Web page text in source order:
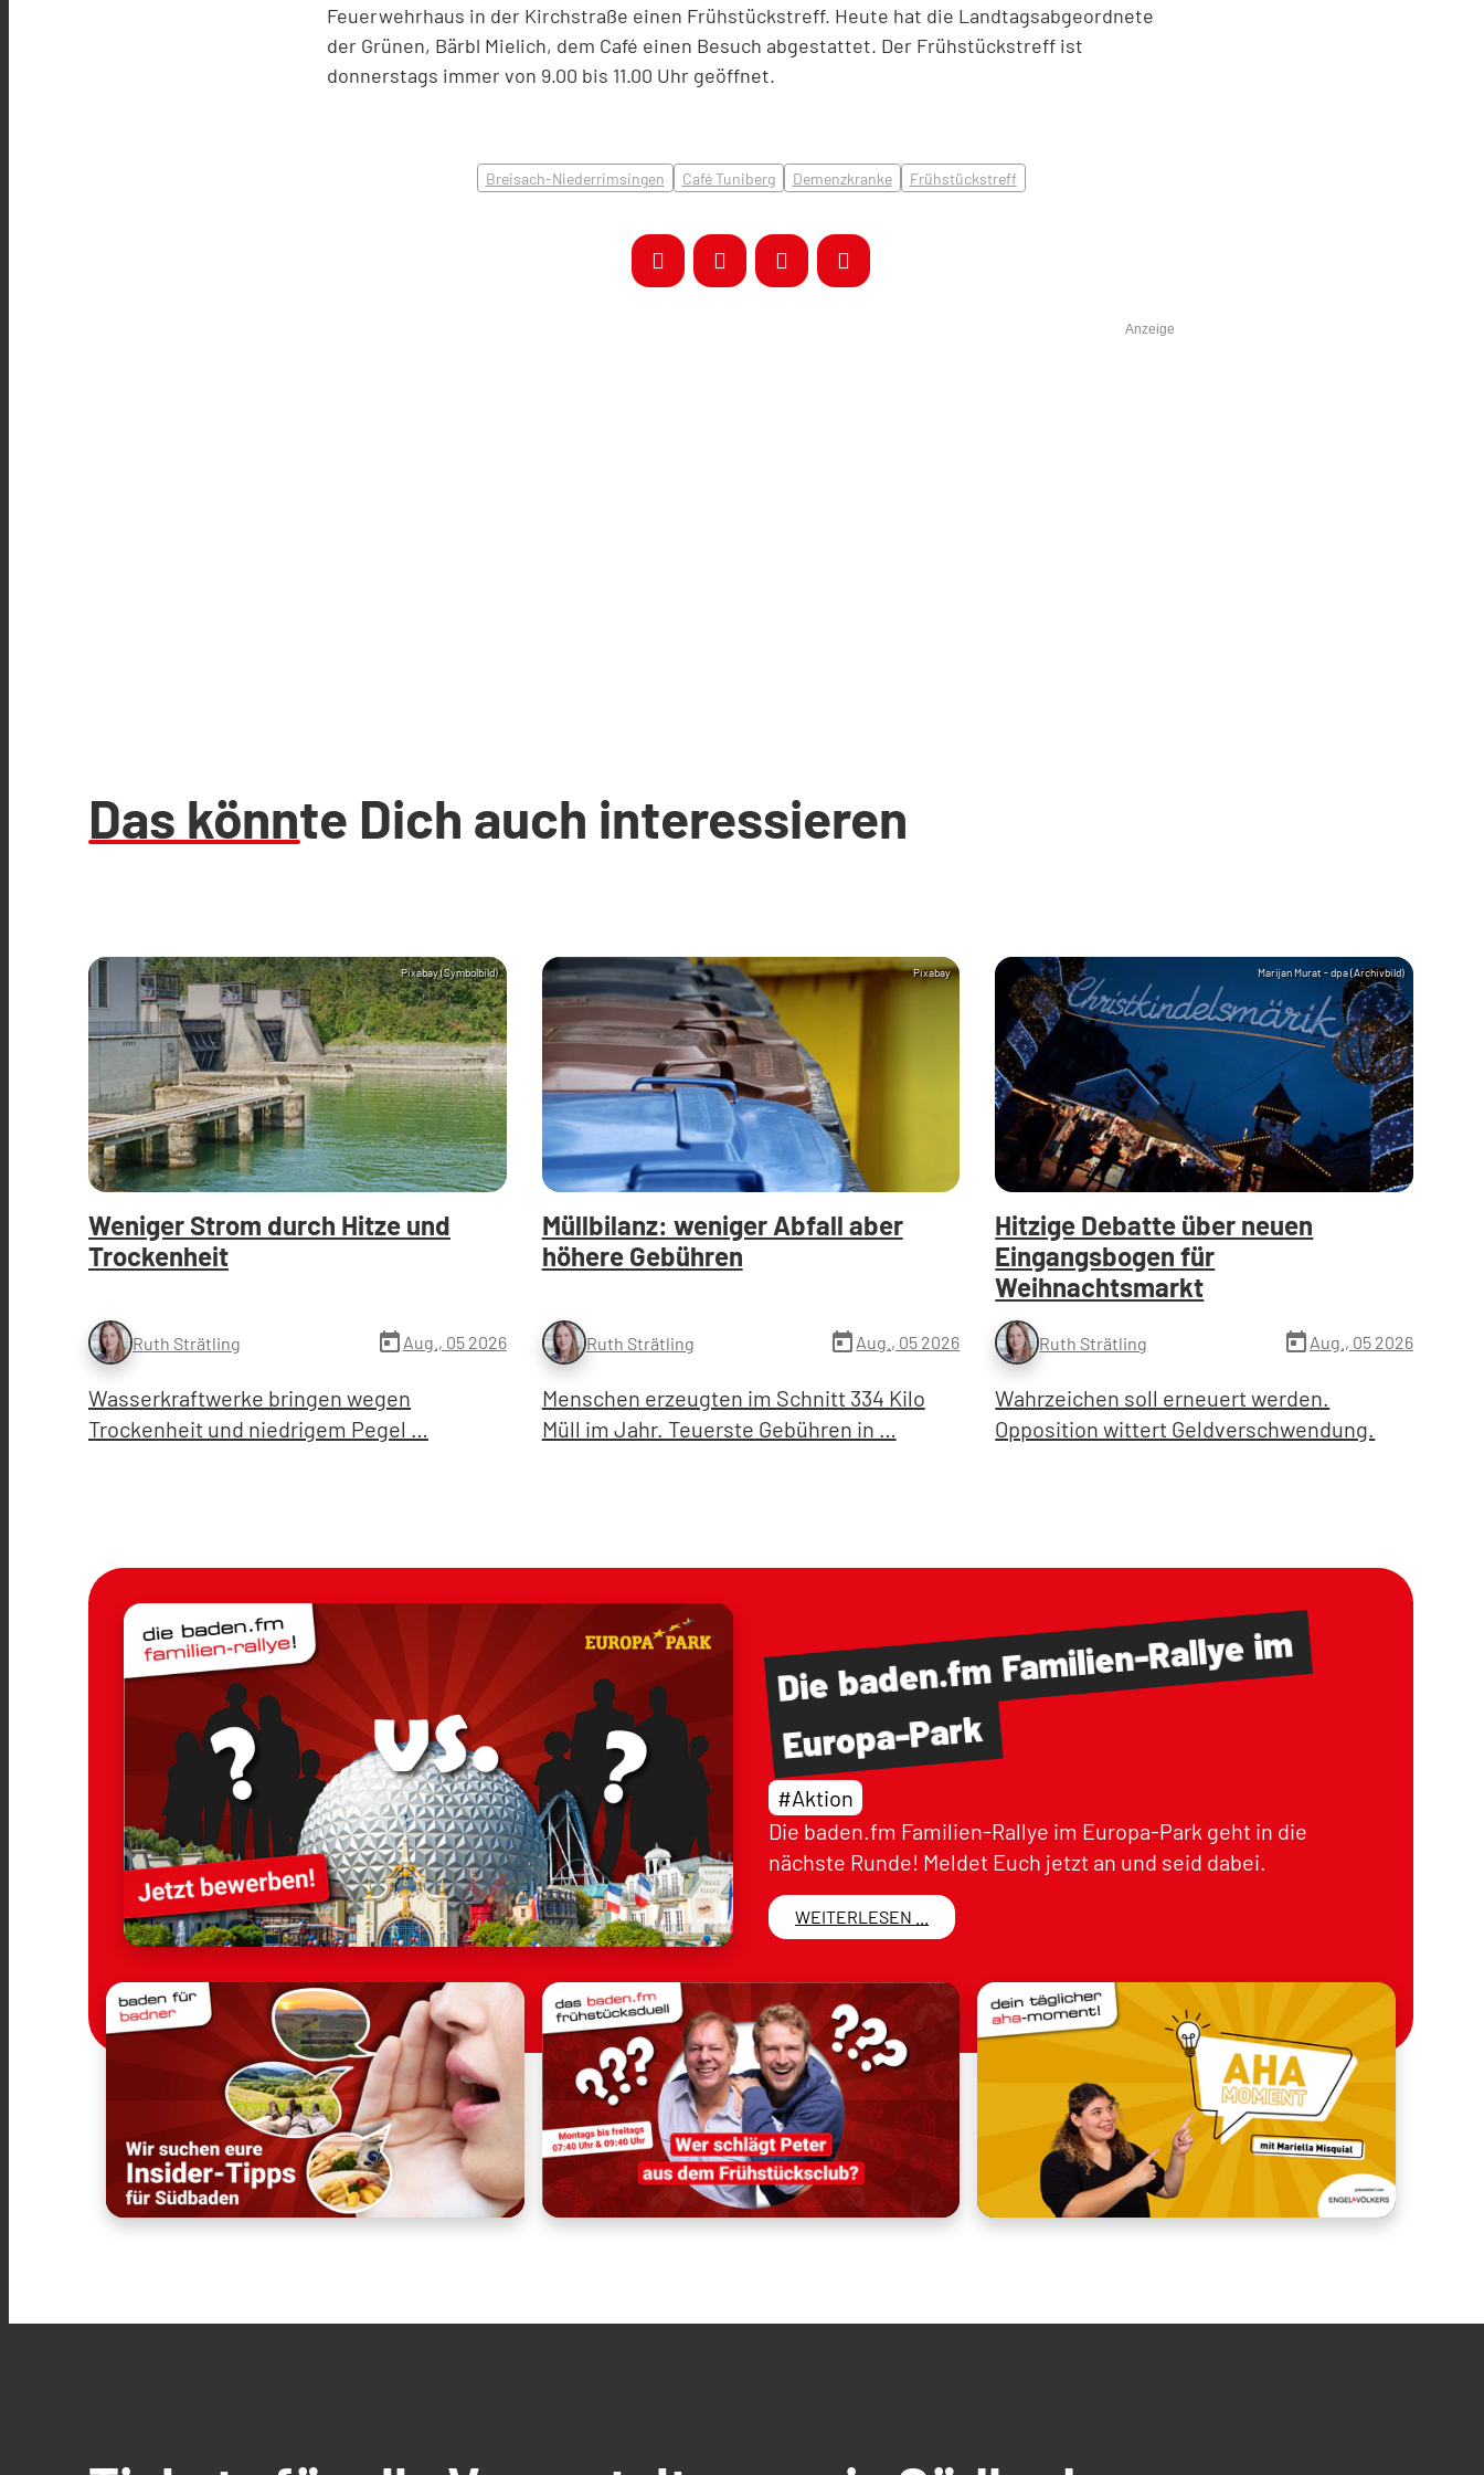
Feuerwehrhaus in der Kirchstraße einen Frühstückstreff. Heute hat die Landtagsabgeordnete
der Grünen, Bärbl Mielich, dem Café einen Besuch abgestattet. Der Frühstückstreff ist
donnerstags immer von 9.00 bis 11.00 Uhr geöffnet.
Breisach-Niederrimsingen Café Tuniberg Demenzkranke Frühstückstreff
Anzeige
Das könnte Dich auch interessieren
Pixabay (Symbolbild)
Weniger Strom durch Hitze und
Trockenheit
Ruth Strätling today Aug., 05 2026
Wasserkraftwerke bringen wegen
Trockenheit und niedrigem Pegel …
Pixabay
Müllbilanz: weniger Abfall aber
höhere Gebühren
Ruth Strätling todayAug., 05 2026
Menschen erzeugten im Schnitt 334 Kilo
Müll im Jahr. Teuerste Gebühren in …
Marijan Murat - dpa (Archivbild)
Hitzige Debatte über neuen
Eingangsbogen für
Weihnachtsmarkt
Ruth Strätling today Aug., 05 2026
Wahrzeichen soll erneuert werden.
Opposition wittert Geldverschwendung.
Die baden.fmFamilien-Rallyeim
Europa-Park
#Aktion
Die baden.fm Familien-Rallye im Europa-Park geht in die
nächste Runde! Meldet Euch jetzt an und seid dabei.
WEITERLESEN ...